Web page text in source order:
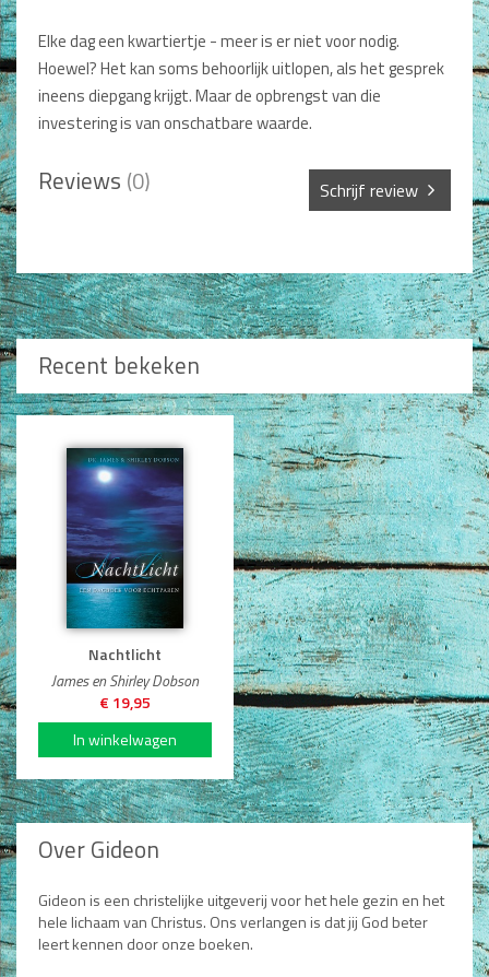
Fictie
Non-Fictie
Alle producten
Koopjes
Bestellen en retourneren
Sprekers
Challenge Liefdevol Ouderschap
Bijbelstudie
Elke dag een kwartiertje - meer is er niet voor nodig.
Hoewel? Het kan soms behoorlijk uitlopen, als het gesprek
ineens diepgang krijgt. Maar de opbrengst van die
investering is van onschatbare waarde.
Reviews (0) Schrijf review
Naam *
Titel review*
Beschrijving *
Type nog 50 woorden.
Plaatsen
Recent bekeken
Nachtlicht
James en Shirley Dobson
€ 19,95
Over Gideon
Gideon is een christelijke uitgeverij voor het hele gezin en het
hele lichaam van Christus. Ons verlangen is dat jij God beter
leert kennen door onze boeken.